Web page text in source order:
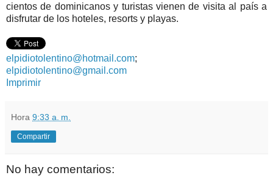
cientos de dominicanos y turistas vienen de visita al país a
disfrutar de los hoteles, resorts y playas.
elpidiotolentino@hotmail.com;
elpidiotolentino@gmail.com
Imprimir
Hora 9:33 a. m.
Compartir
No hay comentarios: